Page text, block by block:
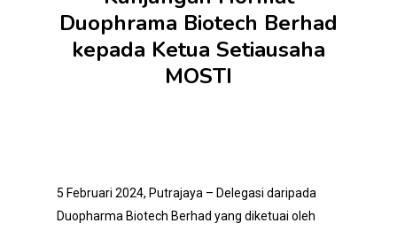
Duophrama Biotech Berhad
kepada Ketua Setiausaha
MOSTI
5 Februari 2024, Putrajaya – Delegasi daripada
Duopharma Biotech Berhad yang diketuai oleh